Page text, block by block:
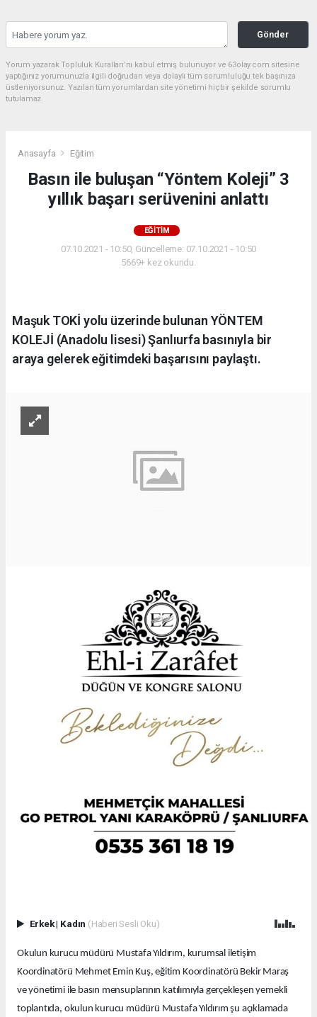
Gönder
Yorum yazarak Topluluk Kuralları’nı kabul etmiş bulunuyor ve 63olay.com sitesine
yaptığınız yorumunuzla ilgili doğrudan veya dolaylı tüm sorumluluğu tek başınıza
üstleniyorsunuz. Yazılan tüm yorumlardan site yönetimi hiçbir şekilde sorumlu
tutulamaz.
Anasayfa Eğitim
Basın ile buluşan “Yöntem Koleji” 3
yıllık başarı serüvenini anlattı
EĞITIM
07.10.2021 - 10:50, Güncelleme: 07.10.2021 - 10:50
5669+ kez okundu.
Maşuk TOKİ yolu üzerinde bulunan YÖNTEM
KOLEJİ (Anadolu lisesi) Şanlıurfa basınıyla bir
araya gelerek eğitimdeki başarısını paylaştı.
Erkek| Kadın (Haberi Sesli Oku)
Okulun kurucu müdürü Mustafa Yıldırım, kurumsal iletişim
Koordinatörü Mehmet Emin Kuş, eğitim Koordinatörü Bekir Maraş
ve yönetimi ile basın mensuplarının katılımıyla gerçekleşen yemekli
toplantıda, okulun kurucu müdürü Mustafa Yıldırım şu açıklamada